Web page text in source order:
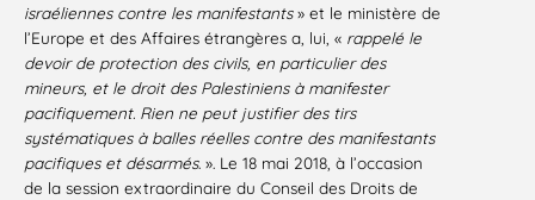
israéliennes contre les manifestants» et le ministère de
l’Europe et des Affaires étrangères a, lui, « rappelé le
devoir de protection des civils, en particulier des
mineurs, et le droit des Palestiniens à manifester
pacifiquement. Rien ne peut justifier des tirs
systématiques à balles réelles contre des manifestants
pacifiques et désarmés. ». Le 18 mai 2018, à l’occasion
de la session extraordinaire du Conseil des Droits de